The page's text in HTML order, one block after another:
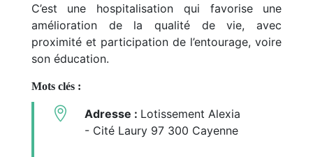
C’est une hospitalisation qui favorise une
amélioration de la qualité de vie, avec
proximité et participation de l’entourage, voire
son éducation.
Mots clés :
 Adresse : Lotissement Alexia
- Cité Laury 97 300 Cayenne